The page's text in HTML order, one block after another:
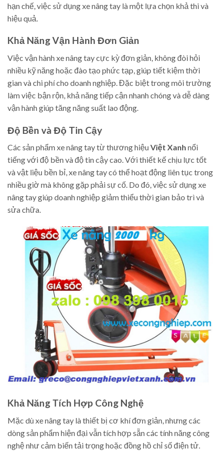
hạn chế, việc sử dụng xe nâng tay là một lựa chọn khả thi và
hiệu quả.
Khả Năng Vận Hành Đơn Giản
Việc vận hành xe nâng tay cực kỳ đơn giản, không đòi hỏi
nhiều kỹ năng hoặc đào tạo phức tạp, giúp tiết kiệm thời
gian và chi phí cho doanh nghiệp. Đặc biệt trong môi trường
làm việc bận rộn, khả năng tiếp cận nhanh chóng và dễ dàng
vận hành giúp tăng năng suất lao động.
Độ Bền và Độ Tin Cậy
Các sản phẩm xe nâng tay từ thương hiệuViệt Xanh nổi
tiếng với độ bền và độ tin cậy cao. Với thiết kế chịu lực tốt
và vật liệu bền bỉ, xe nâng tay có thể hoạt động liên tục trong
nhiều giờ mà không gặp phải sự cố. Do đó, việc sử dụng xe
nâng tay giúp doanh nghiệp giảm thiểu thời gian bảo trì và
sửa chữa.
Khả Năng Tích Hợp Công Nghệ
Mặc dù xe nâng tay là thiết bị cơ khí đơn giản, nhưng các
dòng sản phẩm hiện đại vẫn tích hợp sẵn các tính năng công
nghệ như cảm biến tải trọng hoặc đồng hồ chỉ số điện tử.